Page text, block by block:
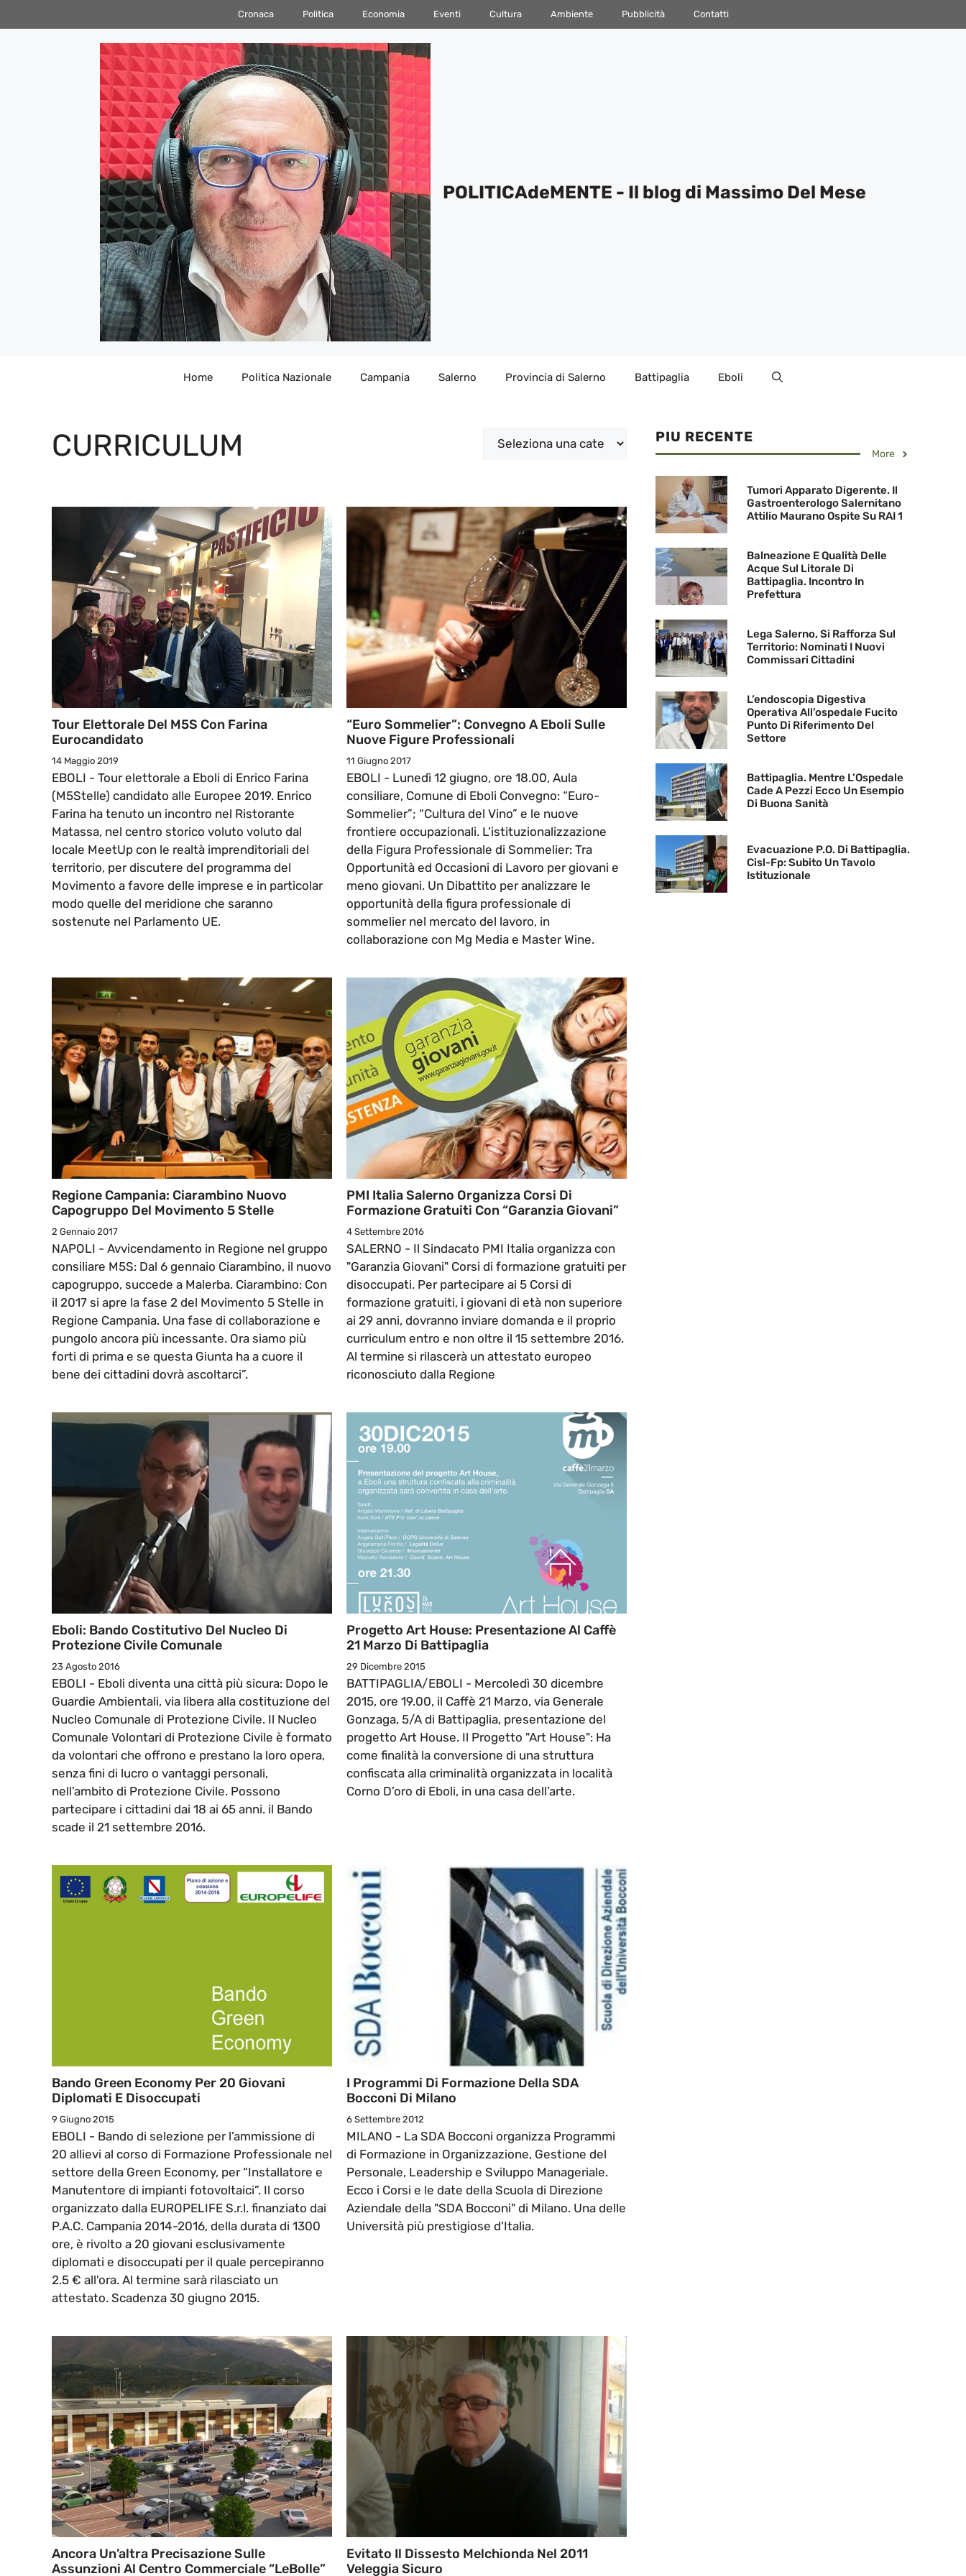
al
Cronaca Politica Economia Eventi Cultura Ambiente Pubblicità Contatti
POLITICAdeMENTE - Il blog di Massimo Del Mese
Home Politica Nazionale Campania Salerno Provincia di Salerno Battipaglia Eboli
CURRICULUM Categorie
Tour Elettorale Del M5S Con Farina
Eurocandidato
14 Maggio 2019
EBOLI - Tour elettorale a Eboli di Enrico Farina
(M5Stelle) candidato alle Europee 2019. Enrico
Farina ha tenuto un incontro nel Ristorante
Matassa, nel centro storico voluto voluto dal
locale MeetUp con le realtà imprenditoriali del
territorio, per discutere del programma del
Movimento a favore delle imprese e in particolar
modo quelle del meridione che saranno
sostenute nel Parlamento UE.
“Euro Sommelier”: Convegno A Eboli Sulle
Nuove Figure Professionali
11 Giugno 2017
EBOLI - Lunedì 12 giugno, ore 18.00, Aula
consiliare, Comune di Eboli Convegno: “Euro-
Sommelier”; “Cultura del Vino” e le nuove
frontiere occupazionali. L'istituzionalizzazione
della Figura Professionale di Sommelier: Tra
Opportunità ed Occasioni di Lavoro per giovani e
meno giovani. Un Dibattito per analizzare le
opportunità della figura professionale di
sommelier nel mercato del lavoro, in
collaborazione con Mg Media e Master Wine.
Regione Campania: Ciarambino Nuovo
Capogruppo Del Movimento 5 Stelle
2 Gennaio 2017
NAPOLI - Avvicendamento in Regione nel gruppo
consiliare M5S: Dal 6 gennaio Ciarambino, il nuovo
capogruppo, succede a Malerba. Ciarambino: Con
il 2017 si apre la fase 2 del Movimento 5 Stelle in
Regione Campania. Una fase di collaborazione e
pungolo ancora più incessante. Ora siamo più
forti di prima e se questa Giunta ha a cuore il
bene dei cittadini dovrà ascoltarci”.
PMI Italia Salerno Organizza Corsi Di
Formazione Gratuiti Con “Garanzia Giovani”
4 Settembre 2016
SALERNO - Il Sindacato PMI Italia organizza con
"Garanzia Giovani" Corsi di formazione gratuiti per
disoccupati. Per partecipare ai 5 Corsi di
formazione gratuiti, i giovani di età non superiore
ai 29 anni, dovranno inviare domanda e il proprio
curriculum entro e non oltre il 15 settembre 2016.
Al termine si rilascerà un attestato europeo
riconosciuto dalla Regione
Eboli: Bando Costitutivo Del Nucleo Di
Protezione Civile Comunale
23 Agosto 2016
EBOLI - Eboli diventa una città più sicura: Dopo le
Guardie Ambientali, via libera alla costituzione del
Nucleo Comunale di Protezione Civile. Il Nucleo
Comunale Volontari di Protezione Civile è formato
da volontari che offrono e prestano la loro opera,
senza fini di lucro o vantaggi personali,
nell’ambito di Protezione Civile. Possono
partecipare i cittadini dai 18 ai 65 anni. il Bando
scade il 21 settembre 2016.
Progetto Art House: Presentazione Al Caffè
21 Marzo Di Battipaglia
29 Dicembre 2015
BATTIPAGLIA/EBOLI - Mercoledì 30 dicembre
2015, ore 19.00, il Caffè 21 Marzo, via Generale
Gonzaga, 5/A di Battipaglia, presentazione del
progetto Art House. Il Progetto "Art House": Ha
come finalità la conversione di una struttura
confiscata alla criminalità organizzata in località
Corno D’oro di Eboli, in una casa dell’arte.
Bando Green Economy Per 20 Giovani
Diplomati E Disoccupati
9 Giugno 2015
EBOLI - Bando di selezione per l’ammissione di
20 allievi al corso di Formazione Professionale nel
settore della Green Economy, per “Installatore e
Manutentore di impianti fotovoltaici”. Il corso
organizzato dalla EUROPELIFE S.r.l. finanziato dai
P.A.C. Campania 2014-2016, della durata di 1300
ore, è rivolto a 20 giovani esclusivamente
diplomati e disoccupati per il quale percepiranno
2.5 € all'ora. Al termine sarà rilasciato un
attestato. Scadenza 30 giugno 2015.
I Programmi Di Formazione Della SDA
Bocconi Di Milano
6 Settembre 2012
MILANO - La SDA Bocconi organizza Programmi
di Formazione in Organizzazione, Gestione del
Personale, Leadership e Sviluppo Manageriale.
Ecco i Corsi e le date della Scuola di Direzione
Aziendale della "SDA Bocconi" di Milano. Una delle
Università più prestigiose d'Italia.
Ancora Un’altra Precisazione Sulle
Assunzioni Al Centro Commerciale “LeBolle”
Evitato Il Dissesto Melchionda Nel 2011
Veleggia Sicuro
PIU RECENTE
More
Tumori Apparato Digerente. Il
Gastroenterologo Salernitano
Attilio Maurano Ospite Su RAI 1
Balneazione E Qualità Delle
Acque Sul Litorale Di
Battipaglia. Incontro In
Prefettura
Lega Salerno, Si Rafforza Sul
Territorio: Nominati I Nuovi
Commissari Cittadini
L’endoscopia Digestiva
Operativa All’ospedale Fucito
Punto Di Riferimento Del
Settore
Battipaglia. Mentre L’Ospedale
Cade A Pezzi Ecco Un Esempio
Di Buona Sanità
Evacuazione P.O. Di Battipaglia.
Cisl-Fp: Subito Un Tavolo
Istituzionale